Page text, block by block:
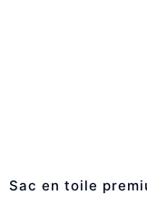
Sac en toile